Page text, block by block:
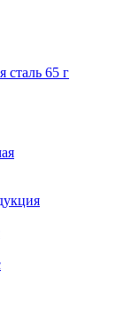
сталь 65 г